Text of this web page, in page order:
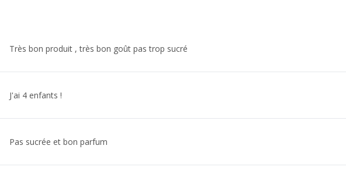
Très bon produit , très bon goût pas trop sucré
J'ai 4 enfants !
Pas sucrée et bon parfum